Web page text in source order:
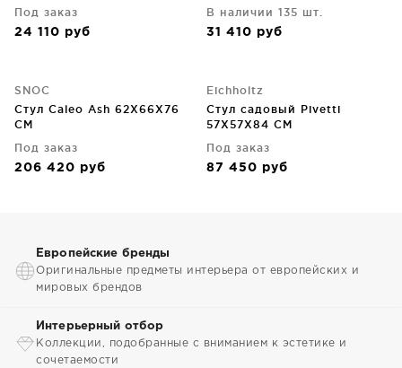
Под заказ
24 110 руб
В наличии 135 шт.
31 410 руб
SNOC
Стул Caleo Ash 62X66X76
CM
Под заказ
206 420 руб
Eichholtz
Стул садовый Pivetti
57X57X84 CM
Под заказ
87 450 руб
Европейские бренды
Оригинальные предметы интерьера от европейских и
мировых брендов
Интерьерный отбор
Коллекции, подобранные с вниманием к эстетике и
сочетаемости